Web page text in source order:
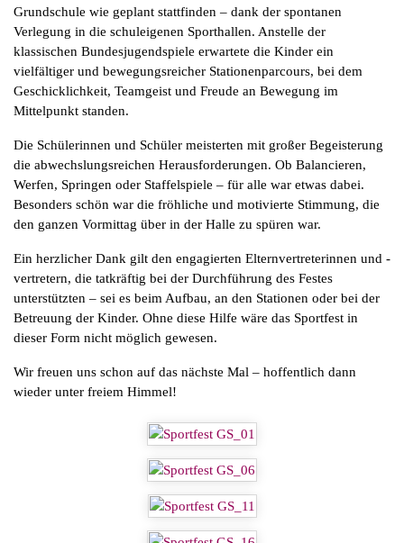
Grundschule wie geplant stattfinden – dank der spontanen
Verlegung in die schuleigenen Sporthallen. Anstelle der
klassischen Bundesjugendspiele erwartete die Kinder ein
vielfältiger und bewegungsreicher Stationenparcours, bei dem
Geschicklichkeit, Teamgeist und Freude an Bewegung im
Mittelpunkt standen.
Die Schülerinnen und Schüler meisterten mit großer Begeisterung
die abwechslungsreichen Herausforderungen. Ob Balancieren,
Werfen, Springen oder Staffelspiele – für alle war etwas dabei.
Besonders schön war die fröhliche und motivierte Stimmung, die
den ganzen Vormittag über in der Halle zu spüren war.
Ein herzlicher Dank gilt den engagierten Elternvertreterinnen und -
vertretern, die tatkräftig bei der Durchführung des Festes
unterstützten – sei es beim Aufbau, an den Stationen oder bei der
Betreuung der Kinder. Ohne diese Hilfe wäre das Sportfest in
dieser Form nicht möglich gewesen.
Wir freuen uns schon auf das nächste Mal – hoffentlich dann
wieder unter freiem Himmel!